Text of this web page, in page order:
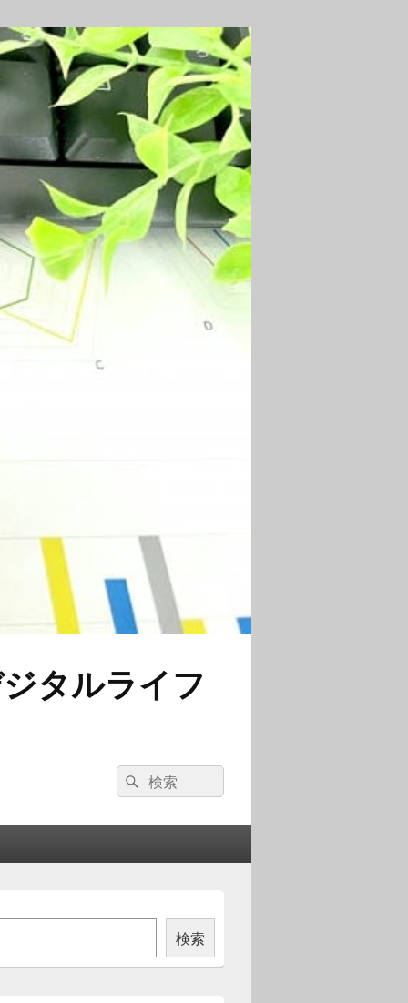
タルライフ
検
索:
検
索
検索